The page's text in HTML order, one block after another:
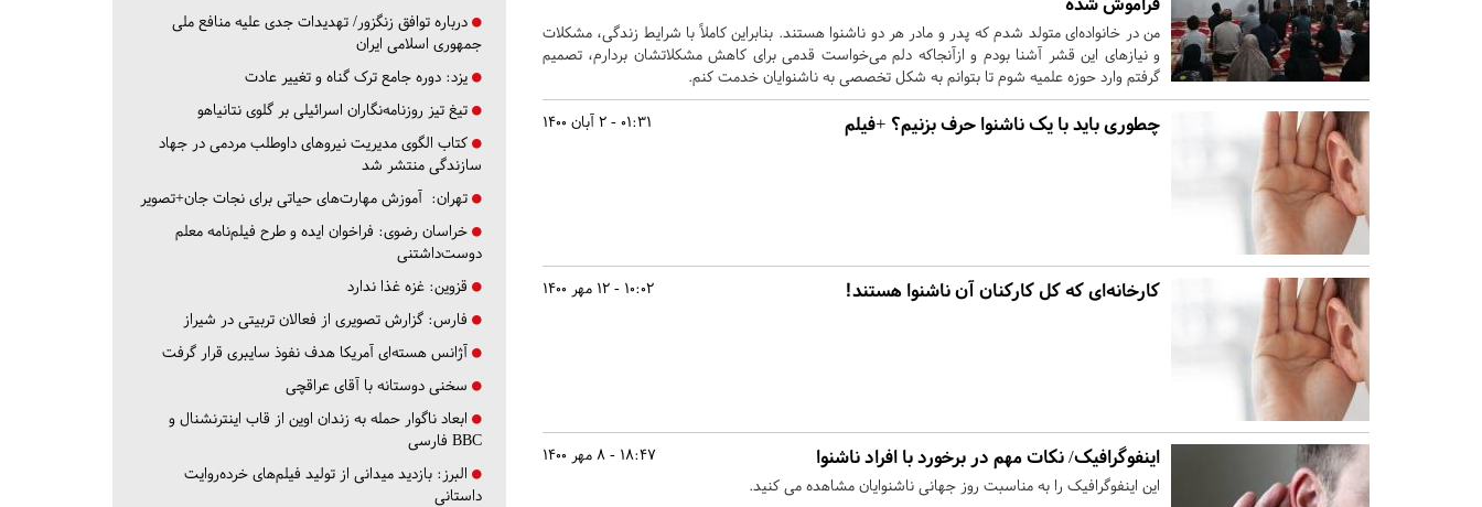
من در خانواده‌ای متولد شدم که پدر و مادر هر دو ناشنوا هستند. بنابراین کاملاً با شرایط زندگی، مشکلات
و نیازهای این قشر آشنا بودم و ازآنجاکه دلم می‌خواست قدمی برای کاهش مشکلاتشان بردارم، تصمیم
گرفتم وارد حوزه علمیه شوم تا بتوانم به شکل تخصصی به ناشنوایان خدمت کنم.
01:31 - 2 آبان 1400 چطوری باید با یک ناشنوا حرف بزنیم؟ +فیلم
10:02 - 12 مهر 1400 کارخانه‌ای که کل کارکنان آن ناشنوا هستند!
18:47 - 8 مهر 1400 اینفوگرافیک/ نکات مهم در برخورد با افراد ناشنوا
این اینفوگرافیک را به مناسبت روز جهانی ناشنوایان مشاهده می کنید.
درباره توافق زنگزور/ تهدیدات جدی علیه منافع ملی
جمهوری اسلامی ایران
یزد: دوره جامع ترک گناه و تغییر عادت
تیغ تیز روزنامه‌نگاران اسرائیلی بر گلوی نتانیاهو
کتاب الگوی مدیریت نیروهای داوطلب مردمی در جهاد
سازندگی منتشر شد
تهران: آموزش مهارت‌های حیاتی برای نجات جان+تصویر
خراسان رضوی: فراخوان ایده و طرح فیلم‌نامه معلم
دوست‌داشتنی
قزوین: غزه غذا ندارد
فارس: گزارش تصویری از فعالان تربیتی در شیراز
آژانس هسته‌ای آمریکا هدف نفوذ سایبری قرار گرفت
سخنی دوستانه با آقای عراقچی
ابعاد ناگوار حمله به زندان اوین از قاب اینترنشنال و
BBC فارسی
البرز: بازدید میدانی از تولید فیلم‌های خرده‌روایت
داستانی